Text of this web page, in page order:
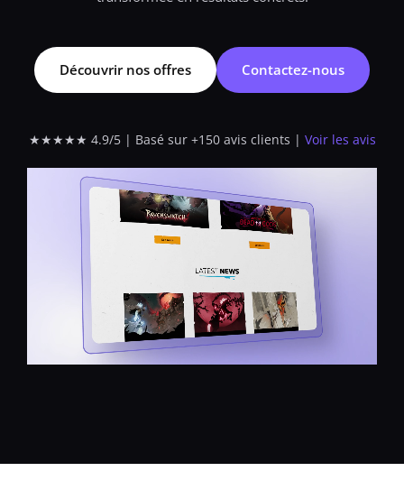
Découvrir nos offres Contactez-nous
★★★★★ 4.9/5 | Basé sur +150 avis clients | Voir les avis